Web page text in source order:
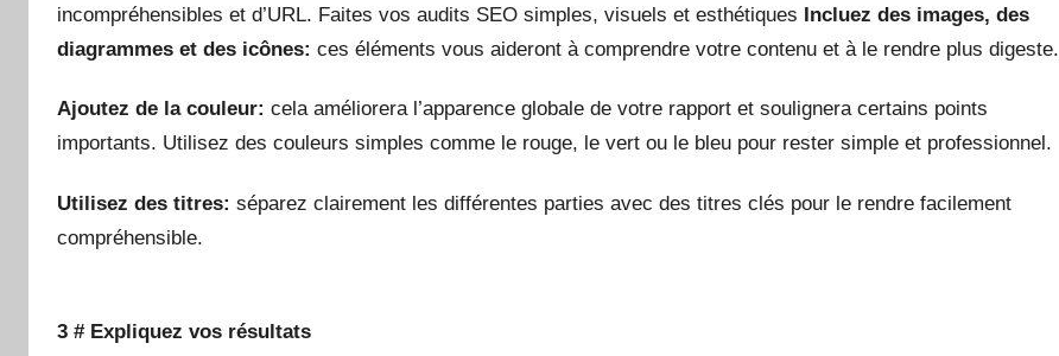
incompréhensibles et d’URL. Faites vos audits SEO simples, visuels et esthétiques Incluez des images, des
diagrammes et des icônes: ces éléments vous aideront à comprendre votre contenu et à le rendre plus digeste.
Ajoutez de la couleur: cela améliorera l’apparence globale de votre rapport et soulignera certains points
importants. Utilisez des couleurs simples comme le rouge, le vert ou le bleu pour rester simple et professionnel.
Utilisez des titres: séparez clairement les différentes parties avec des titres clés pour le rendre facilement
compréhensible.
3 # Expliquez vos résultats